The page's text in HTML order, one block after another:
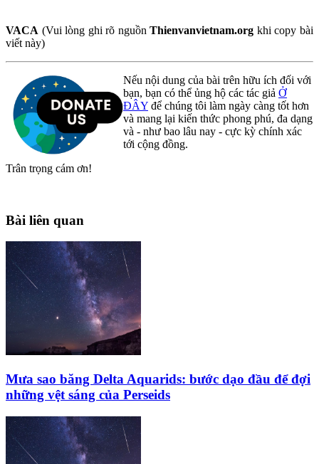
VACA (Vui lòng ghi rõ nguồnThienvanvietnam.org khi copy bài
viết này)
Nếu nội dung của bài trên hữu ích đối với
bạn, bạn có thể ủng hộ các tác giả Ở
ĐÂY để chúng tôi làm ngày càng tốt hơn
và mang lại kiến thức phong phú, đa dạng
và - như bao lâu nay - cực kỳ chính xác
tới cộng đồng.
Trân trọng cám ơn!
Bài liên quan
Mưa sao băng Delta Aquarids: bước dạo đầu để đợi
những vệt sáng của Perseids